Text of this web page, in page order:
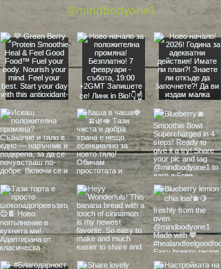
@mindbodyone1